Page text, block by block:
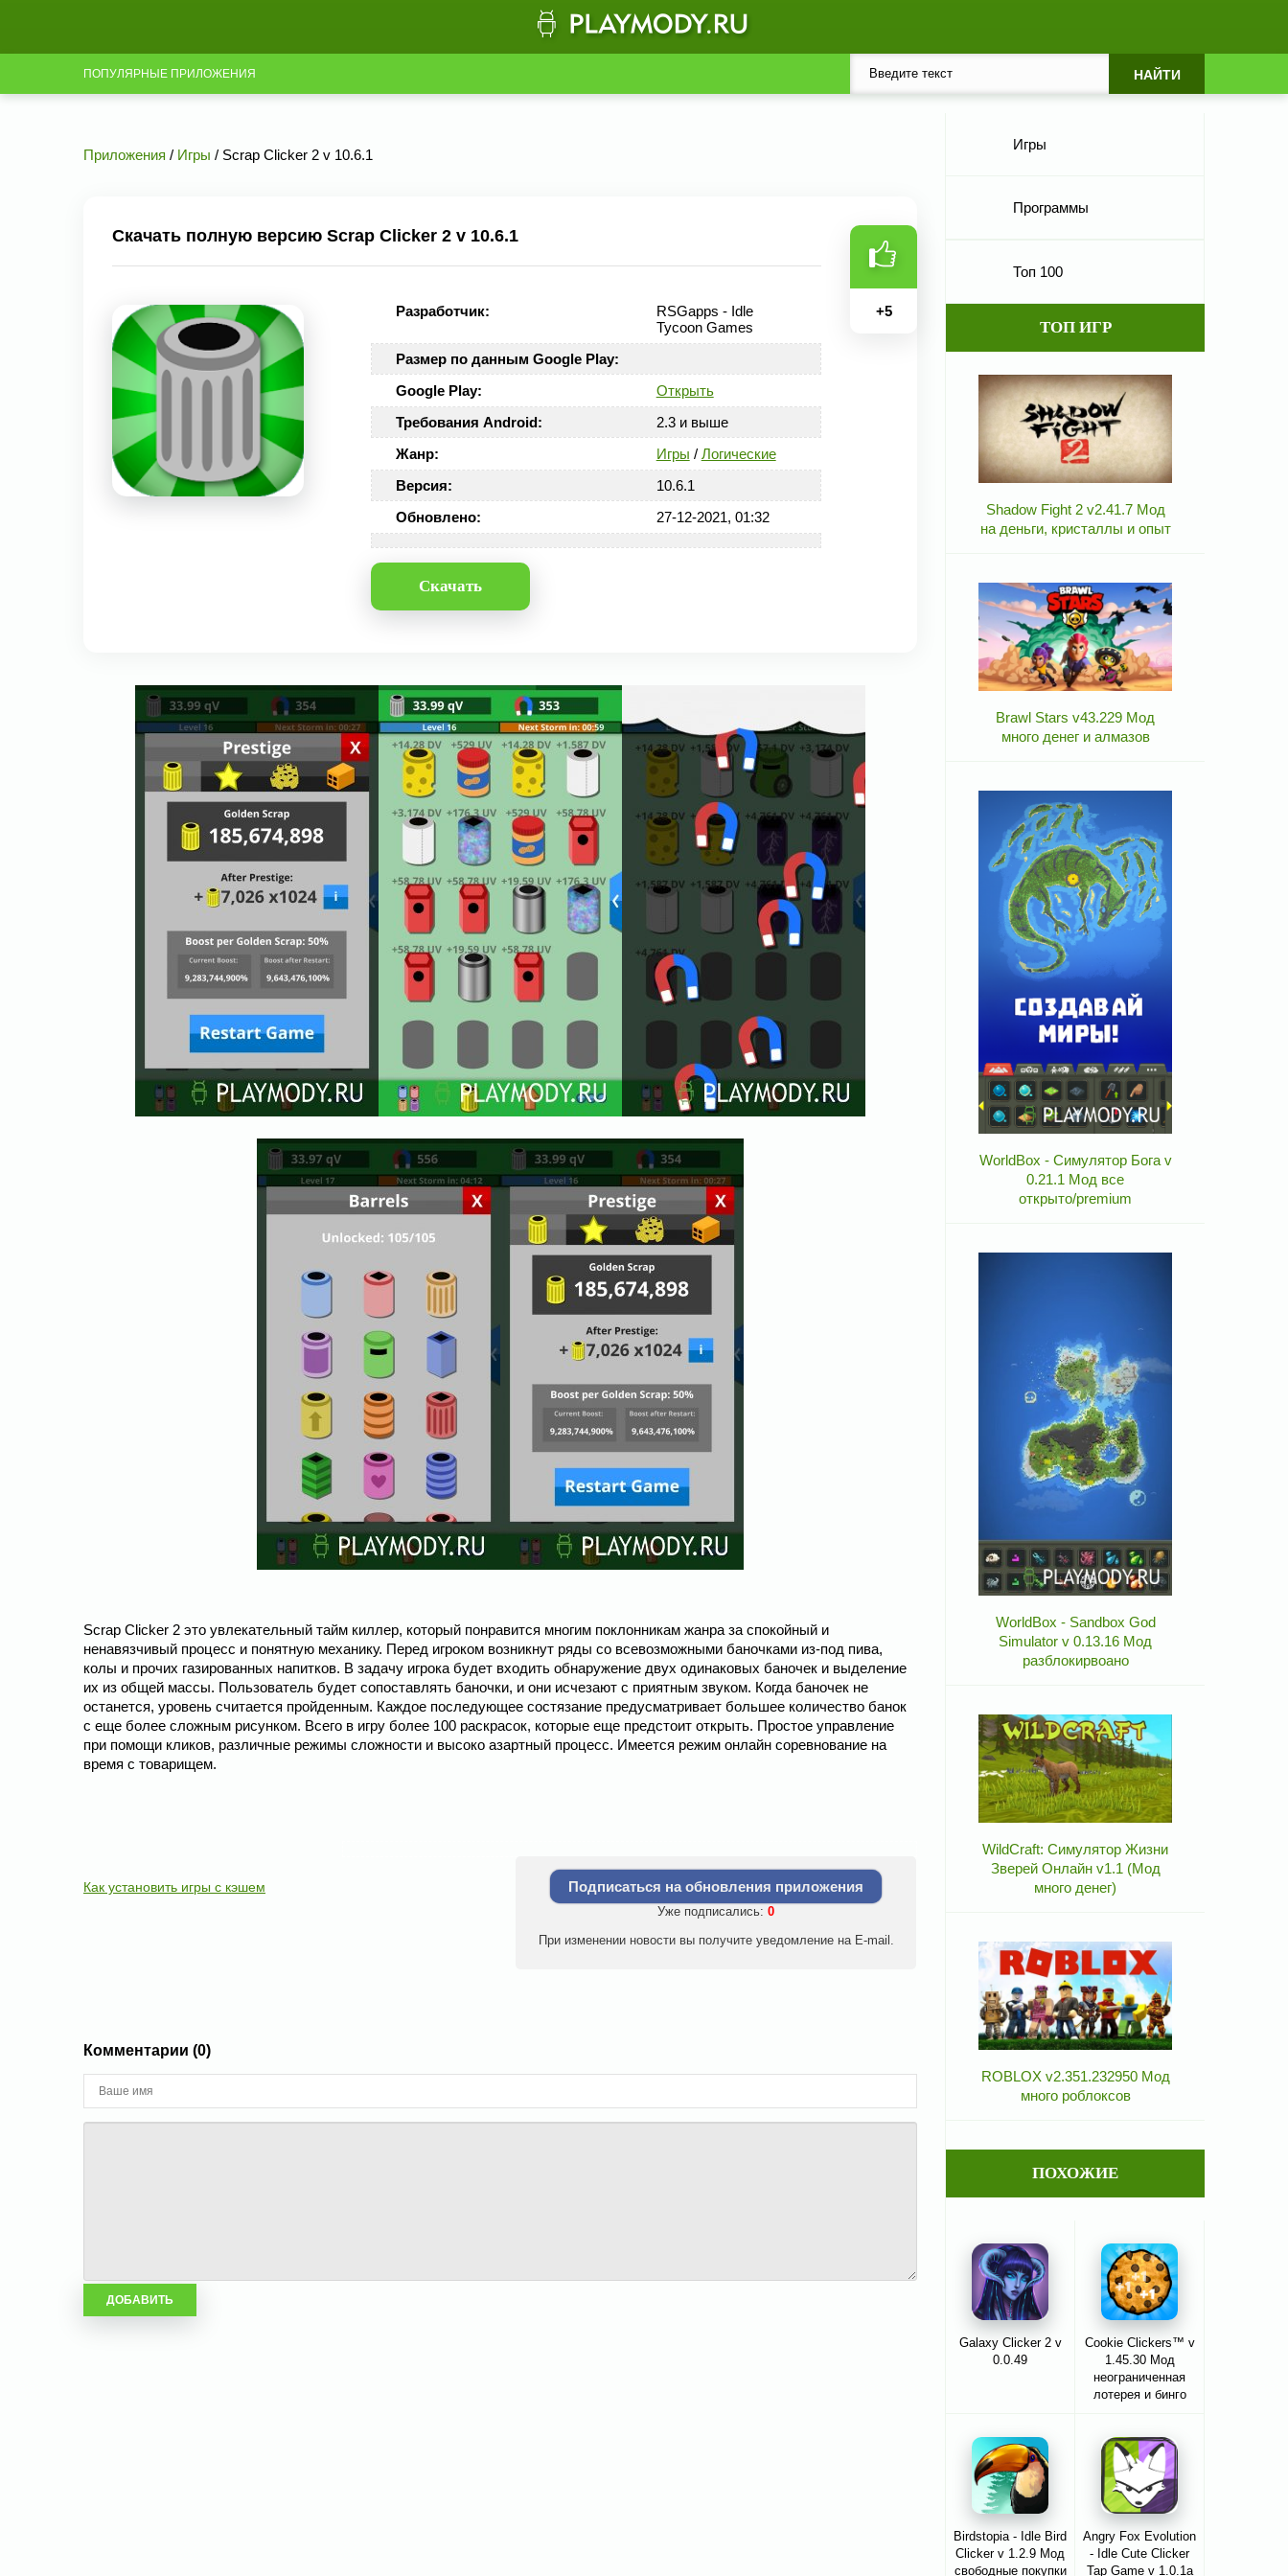
ПОПУЛЯРНЫЕ ПРИЛОЖЕНИЯ
Приложения / Игры / Scrap Clicker 2 v 10.6.1
Скачать полную версию Scrap Clicker 2 v 10.6.1
Разработчик:
RSGapps - Idle
Tycoon Games
Размер по данным Google Play:
Google Play:
Открыть
Требования Android:
2.3 и выше
Жанр:
Игры / Логические
Версия:
10.6.1
Обновлено:
27-12-2021, 01:32
Скачать
+5
Scrap Clicker 2 это увлекательный тайм киллер, который понравится многим поклонникам жанра за спокойный и
ненавязчивый процесс и понятную механику. Перед игроком возникнут ряды со всевозможными баночками из-под пива,
колы и прочих газированных напитков. В задачу игрока будет входить обнаружение двух одинаковых баночек и выделение
их из общей массы. Пользователь будет сопоставлять баночки, и они исчезают с приятным звуком. Когда баночек не
останется, уровень считается пройденным. Каждое последующее состязание предусматривает большее количество банок
с еще более сложным рисунком. Всего в игру более 100 раскрасок, которые еще предстоит открыть. Простое управление
при помощи кликов, различные режимы сложности и высоко азартный процесс. Имеется режим онлайн соревнование на
время с товарищем.
Как установить игры с кэшем Подписаться на обновления приложения
Уже подписались: 0
При изменении новости вы получите уведомление на E-mail.
Комментарии (0)
Игры
Программы
Топ 100
ТОП ИГР
Shadow Fight 2 v2.41.7 Мод
на деньги, кристаллы и опыт
Brawl Stars v43.229 Мод
много денег и алмазов
WorldBox - Симулятор Бога v
0.21.1 Мод все
открыто/premium
WorldBox - Sandbox God
Simulator v 0.13.16 Мод
разблокирвоано
WildCraft: Симулятор Жизни
Зверей Онлайн v1.1 (Мод
много денег)
ROBLOX v2.351.232950 Мод
много роблоксов
ПОХОЖИЕ
Galaxy Clicker 2 v
0.0.49
Cookie Clickers™ v
1.45.30 Мод
неограниченная
лотерея и бинго
Birdstopia - Idle Bird
Clicker v 1.2.9 Мод
свободные покупки
Angry Fox Evolution
- Idle Cute Clicker
Tap Game v 1.0.1a